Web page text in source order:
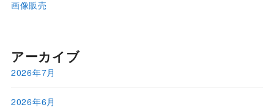
画像販売
アーカイブ
2026年7月
2026年6月